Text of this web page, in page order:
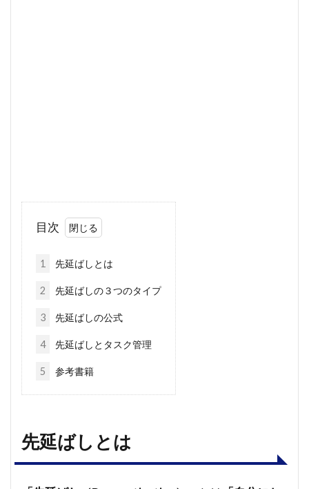
目次
1 先延ばしとは
2 先延ばしの３つのタイプ
3 先延ばしの公式
4 先延ばしとタスク管理
5 参考書籍
先延ばしとは